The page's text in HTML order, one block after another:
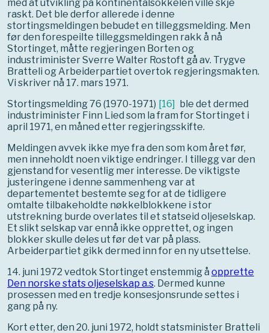
med at utvikling på kontinentalsokkelen ville skje
raskt. Det ble derfor allerede i denne
stortingsmeldingen bebudet en tilleggsmelding. Men
før den forespeilte tilleggsmeldingen rakk å nå
Stortinget, måtte regjeringen Borten og
industriminister Sverre Walter Rostoft gå av. Trygve
Bratteli og Arbeiderpartiet overtok regjeringsmakten.
Vi skriver nå 17. mars 1971.
Stortingsmelding 76 (1970-1971) [16] ble det dermed
industriminister Finn Lied som la fram for Stortinget i
april 1971, en måned etter regjeringsskifte.
Meldingen avvek ikke mye fra den som kom året før,
men inneholdt noen viktige endringer. I tillegg var den
gjenstand for vesentlig mer interesse. De viktigste
justeringene i denne sammenheng var at
departementet bestemte seg for at de tidligere
omtalte tilbakeholdte nøkkelblokkene i stor
utstrekning burde overlates til et statseid oljeselskap.
Et slikt selskap var ennå ikke opprettet, og ingen
blokker skulle deles ut før det var på plass.
Arbeiderpartiet gikk dermed inn for en ny utsettelse.
14. juni 1972 vedtok Stortinget enstemmig å opprette
Den norske stats oljeselskap a.s. Dermed kunne
prosessen med en tredje konsesjonsrunde settes i
gang på ny.
Kort etter, den 20. juni 1972, holdt statsminister Bratteli